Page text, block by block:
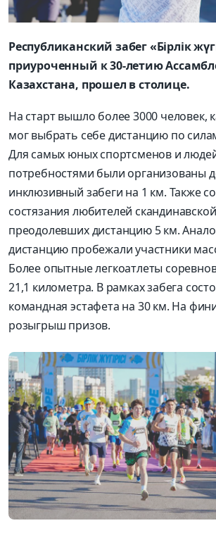
Республиканский забег «Бiрлiк
приуроченный к 30-летию
Казахстана, прошел в столице.
На старт вышло более 3000 человек,
мог выбрать себе дистанцию по
Для самых юных спортсменов и
потребностями были организованы
инклюзивный забеги на 1 км. Также
состязания любителей
преодолевших дистанцию 5 км.
дистанцию пробежали участники
Более опытные легкоатлеты
21,1 километра. В рамках забега
командная эстафета на 30 км. На
розыгрыш призов.